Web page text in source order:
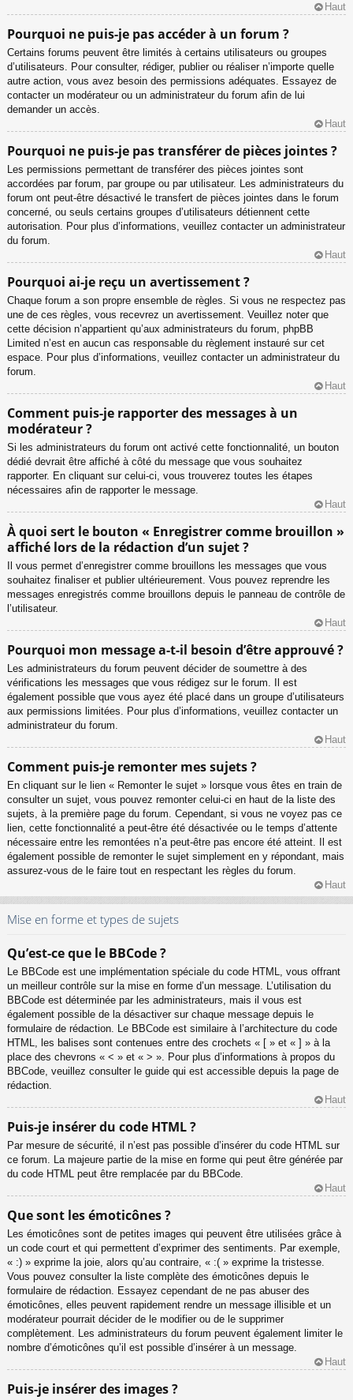
Haut
Pourquoi ne puis-je pas accéder à un forum ?
Certains forums peuvent être limités à certains utilisateurs ou groupes
d’utilisateurs. Pour consulter, rédiger, publier ou réaliser n’importe quelle
autre action, vous avez besoin des permissions adéquates. Essayez de
contacter un modérateur ou un administrateur du forum afin de lui
demander un accès.
Haut
Pourquoi ne puis-je pas transférer de pièces jointes ?
Les permissions permettant de transférer des pièces jointes sont
accordées par forum, par groupe ou par utilisateur. Les administrateurs du
forum ont peut-être désactivé le transfert de pièces jointes dans le forum
concerné, ou seuls certains groupes d’utilisateurs détiennent cette
autorisation. Pour plus d’informations, veuillez contacter un administrateur
du forum.
Haut
Pourquoi ai-je reçu un avertissement ?
Chaque forum a son propre ensemble de règles. Si vous ne respectez pas
une de ces règles, vous recevrez un avertissement. Veuillez noter que
cette décision n’appartient qu’aux administrateurs du forum, phpBB
Limited n’est en aucun cas responsable du règlement instauré sur cet
espace. Pour plus d’informations, veuillez contacter un administrateur du
forum.
Haut
Comment puis-je rapporter des messages à un
modérateur ?
Si les administrateurs du forum ont activé cette fonctionnalité, un bouton
dédié devrait être affiché à côté du message que vous souhaitez
rapporter. En cliquant sur celui-ci, vous trouverez toutes les étapes
nécessaires afin de rapporter le message.
Haut
À quoi sert le bouton « Enregistrer comme brouillon »
affiché lors de la rédaction d’un sujet ?
Il vous permet d’enregistrer comme brouillons les messages que vous
souhaitez finaliser et publier ultérieurement. Vous pouvez reprendre les
messages enregistrés comme brouillons depuis le panneau de contrôle de
l’utilisateur.
Haut
Pourquoi mon message a-t-il besoin d’être approuvé ?
Les administrateurs du forum peuvent décider de soumettre à des
vérifications les messages que vous rédigez sur le forum. Il est
également possible que vous ayez été placé dans un groupe d’utilisateurs
aux permissions limitées. Pour plus d’informations, veuillez contacter un
administrateur du forum.
Haut
Comment puis-je remonter mes sujets ?
En cliquant sur le lien « Remonter le sujet » lorsque vous êtes en train de
consulter un sujet, vous pouvez remonter celui-ci en haut de la liste des
sujets, à la première page du forum. Cependant, si vous ne voyez pas ce
lien, cette fonctionnalité a peut-être été désactivée ou le temps d’attente
nécessaire entre les remontées n’a peut-être pas encore été atteint. Il est
également possible de remonter le sujet simplement en y répondant, mais
assurez-vous de le faire tout en respectant les règles du forum.
Haut
Mise en forme et types de sujets
Qu’est-ce que le BBCode ?
Le BBCode est une implémentation spéciale du code HTML, vous offrant
un meilleur contrôle sur la mise en forme d’un message. L’utilisation du
BBCode est déterminée par les administrateurs, mais il vous est
également possible de la désactiver sur chaque message depuis le
formulaire de rédaction. Le BBCode est similaire à l’architecture du code
HTML, les balises sont contenues entre des crochets « [ » et « ] » à la
place des chevrons « < » et « > ». Pour plus d’informations à propos du
BBCode, veuillez consulter le guide qui est accessible depuis la page de
rédaction.
Haut
Puis-je insérer du code HTML ?
Par mesure de sécurité, il n’est pas possible d’insérer du code HTML sur
ce forum. La majeure partie de la mise en forme qui peut être générée par
du code HTML peut être remplacée par du BBCode.
Haut
Que sont les émoticônes ?
Les émoticônes sont de petites images qui peuvent être utilisées grâce à
un code court et qui permettent d’exprimer des sentiments. Par exemple,
« :) » exprime la joie, alors qu’au contraire, « :( » exprime la tristesse.
Vous pouvez consulter la liste complète des émoticônes depuis le
formulaire de rédaction. Essayez cependant de ne pas abuser des
émoticônes, elles peuvent rapidement rendre un message illisible et un
modérateur pourrait décider de le modifier ou de le supprimer
complètement. Les administrateurs du forum peuvent également limiter le
nombre d’émoticônes qu’il est possible d’insérer à un message.
Haut
Puis-je insérer des images ?